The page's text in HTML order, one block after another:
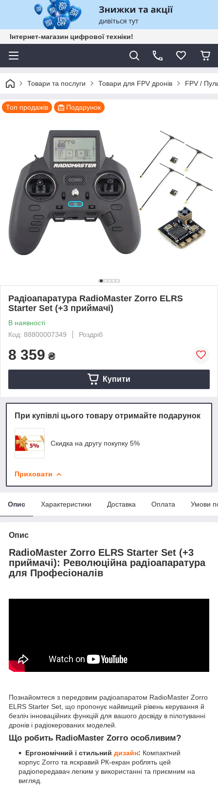
Інтернет-магазин цифрової техніки!
Товари та послуги Товари для FPV дронів FPV /
Топ продажів Подарунок
Радіоапаратура RadioMaster Zorro ELRS
Starter Set (+3 приймачі)
В наявності
Код: 88800007349
Роздріб
8 359 ₴
Купити
При купівлі цього товару отримайте подарунок
Скидка на другу покупку 5%
Приховати
Опис Характеристики Доставка Оплата Умови
Опис
RadioMaster Zorro ELRS Starter Set (+3
приймачі): Революційна радіоапаратура
для Професіоналів
Познайомтеся з передовим радіоапаратом RadioMaster Zorro
ELRS Starter Set, що пропонує найвищий рівень керування й
безліч інноваційних функцій для вашого досвіду в пілотуванні
дронів і радіокерованих моделей.
Що робить RadioMaster Zorro особливим?
Ергономічний і стильний дизайн: Компактний
корпус Zorro та яскравий РК-екран роблять цей
радіопередавач легким у використанні та приємним на
вигляд.